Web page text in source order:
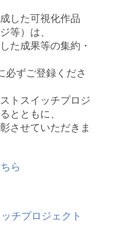
した可視化作品
等）は、
た成果等の集約・
必ずご登録くださ
トスイッチプロジ
とともに、
させていただきま
ら